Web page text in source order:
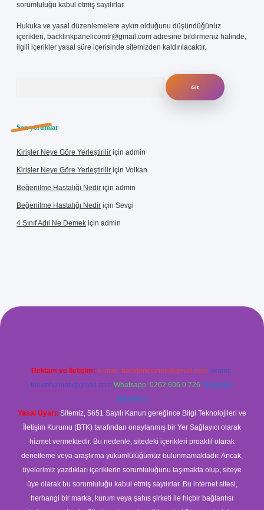
sorumluluğu kabul etmiş sayılırlar.
Hukuka ve yasal düzenlemelere aykırı olduğunu düşündüğünüz
içerikleri, backlinkpanelicomtr@gmail.com adresine bildirmeniz halinde,
ilgili içerikler yasal süre içerisinde sitemizden kaldırılacaktır.
Son yorumlar
Kirişler Neye Göre Yerleştirilir için admin
Kirişler Neye Göre Yerleştirilir için Volkan
Beğenilme Hastalığı Nedir için admin
Beğenilme Hastalığı Nedir için Sevgi
4 Sınıf Adıl Ne Demek için admin
Reklam ve İletişim: E-mail: backlinkpaneli@gmail.com Teams:
forumhizmeti@gmail.com Whatsapp: 0262 606 0 726 Telegram:
@karabul
Yasal Uyarı: Sitemiz, 5651 Sayılı Kanun gereğince Bilgi Teknolojileri ve
İletişim Kurumu (BTK) tarafından onaylanmış bir Yer Sağlayıcı olarak
hizmet vermektedir. Bu nedenle, sitedeki içerikleri proaktif olarak
denetleme veya araştırma yükümlülüğümüz bulunmamaktadır. Ancak,
üyelerimiz yazdıkları içeriklerin sorumluluğunu taşımakta olup, siteye
üye olarak bu sorumluluğu kabul etmiş sayılırlar. Bu internet sitesi,
herhangi bir marka, kurum veya şahıs şirketi ile hiçbir bağlantısı